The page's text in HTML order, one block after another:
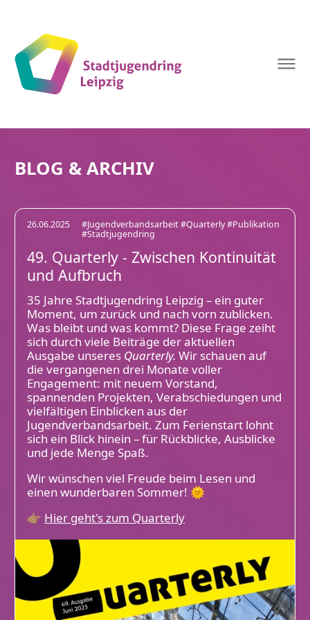
Leipzig
BLOG & ARCHIV
49. Quarterly - Zwischen Kontinuität
und Aufbruch
35 Jahre Stadtjugendring Leipzig – ein guter
Moment, um zurück und nach vorn zublicken.
Was bleibt und was kommt? Diese Frage zeiht
sich durch viele Beiträge der aktuellen
Ausgabe unseres Quarterly. Wir schauen auf
die vergangenen drei Monate voller
Engagement: mit neuem Vorstand,
spannenden Projekten, Verabschiedungen und
vielfältigen Einblicken aus der
Jugendverbandsarbeit. Zum Ferienstart lohnt
sich ein Blick hinein – für Rückblicke, Ausblicke
und jede Menge Spaß.
Wir wünschen viel Freude beim Lesen und
einen wunderbaren Sommer! 🌞
👉🏽 Hier geht's zum Quarterly
26.06.2025 #Jugendverbandsarbeit#Quarterly#Publikation
#Stadtjugendring